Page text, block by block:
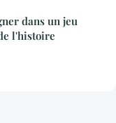
dans un jeu
l'histoire